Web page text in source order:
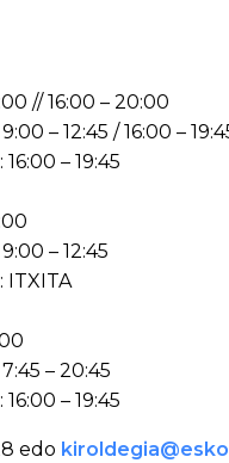
// 16:00 – 20:00
– 12:45 / 16:00 –
– 19:45
– 12:45
ITXITA
– 20:45
– 19:45
edo